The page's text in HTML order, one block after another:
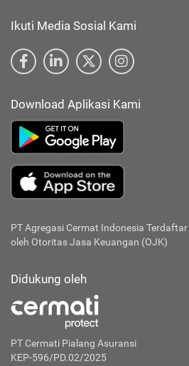
Ikuti Media Sosial Kami
Download Aplikasi Kami
PT Agregasi Cermat Indonesia
oleh Otoritas Jasa Keuangan (OJK)
Didukung oleh
PT Cermati Pialang Asuransi
KEP-596/PD.02/2025